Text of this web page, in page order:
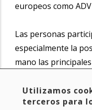
europeos como
Las personas
especialmente la
mano las
práctico e imparcial
por el equipo
Utilizamos
terceros para